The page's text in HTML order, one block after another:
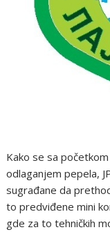
Kako se sa
odlaganjem pepela,
sugrađane da
to predviđene mini
gde za to tehničkih